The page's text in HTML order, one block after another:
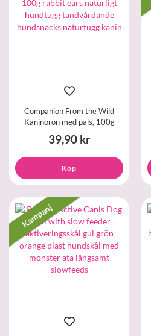
Companion From the Wild
Kaninöron med päls, 100g
39,90 kr
Köp
Kampanj